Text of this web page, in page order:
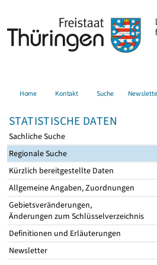
Home Kontakt Suche
STATISTISCHE DATEN
Sachliche Suche
Regionale Suche
Kürzlich bereitgestellte Daten
Allgemeine Angaben, Zuordnungen
Gebietsveränderungen,
Änderungen zum Schlüsselverzeichnis
Definitionen und Erläuterungen
Newsletter